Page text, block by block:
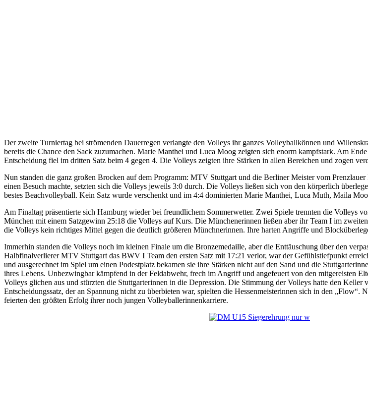
Der zweite Turniertag bei strömenden Dauerregen verlangte den Volleys ihr ganzes Volleyballkönnen und
bereits die Chance den Sack zuzumachen. Marie Manthei und Luca Moog zeigten sich enorm kampfstark. Am
Entscheidung fiel im dritten Satz beim 4 gegen 4. Die Volleys zeigten ihre Stärken in allen Bereichen und zogen
Nun standen die ganz großen Brocken auf dem Programm: MTV Stuttgart und die Berliner Meister vom
einen Besuch machte, setzten sich die Volleys jeweils 3:0 durch. Die Volleys ließen sich von den körperlich
bestes Beachvolleyball. Kein Satz wurde verschenkt und im 4:4 dominierten Marie Manthei, Luca Muth, Maila
Am Finaltag präsentierte sich Hamburg wieder bei freundlichem Sommerwetter. Zwei Spiele trennten die Volleys
München mit einem Satzgewinn 25:18 die Volleys auf Kurs. Die Münchenerinnen ließen aber ihr Team I im
die Volleys kein richtiges Mittel gegen die deutlich größeren Münchnerinnen. Ihre harten Angriffe und
Immerhin standen die Volleys noch im kleinen Finale um die Bronzemedaille, aber die Enttäuschung über den
Halbfinalverlierer MTV Stuttgart das BWV I Team den ersten Satz mit 17:21 verlor, war der Gefühlstiefpunkt
und ausgerechnet im Spiel um einen Podestplatz bekamen sie ihre Stärken nicht auf den Sand und die
ihres Lebens. Unbezwingbar kämpfend in der Feldabwehr, frech im Angriff und angefeuert von den mitgereisten
Volleys glichen aus und stürzten die Stuttgarterinnen in die Depression. Die Stimmung der Volleys hatte den
Entscheidungssatz, der an Spannung nicht zu überbieten war, spielten die Hessenmeisterinnen sich in den
feierten den größten Erfolg ihrer noch jungen Volleyballerinnenkarriere.